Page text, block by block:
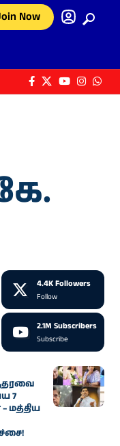
Now
4.4K Followers
Follow
2.1M Subscribers
Subscribe
7
மத்திய